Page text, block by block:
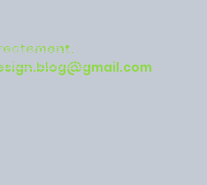
de cookies
légales